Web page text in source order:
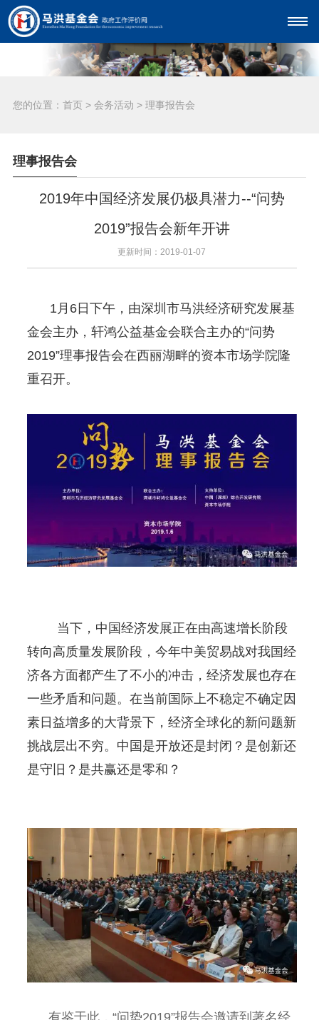
您的位置： 首页> 会务活动 > 理事报告会
理事报告会
2019年中国经济发展仍极具潜力--“问势
2019”报告会新年开讲
更新时间：2019-01-07
1月6日下午，由深圳市马洪经济研究发展基
金会主办，轩鸿公益基金会联合主办的“问势
2019”理事报告会在西丽湖畔的资本市场学院隆
重召开。
当下，中国经济发展正在由高速增长阶段
转向高质量发展阶段，今年中美贸易战对我国经
济各方面都产生了不小的冲击，经济发展也存在
一些矛盾和问题。在当前国际上不稳定不确定因
素日益增多的大背景下，经济全球化的新问题新
挑战层出不穷。中国是开放还是封闭？是创新还
是守旧？是共赢还是零和？